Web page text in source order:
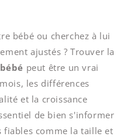
bébé ou cherchez à lui
ajustés ? Trouver la
peut être un vrai
les différences
et la croissance
de bien s'informer
fiables comme la taille et